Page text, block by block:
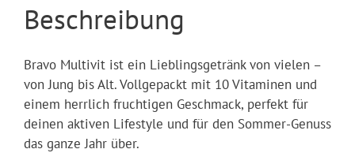
Beschreibung
Bravo Multivit ist ein Lieblingsgetränk von vielen –
von Jung bis Alt. Vollgepackt mit 10 Vitaminen und
einem herrlich fruchtigen Geschmack, perfekt für
deinen aktiven Lifestyle und für den Sommer-Genuss
das ganze Jahr über.